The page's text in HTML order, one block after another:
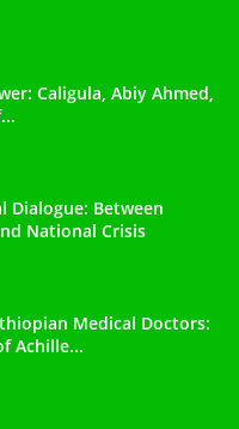
Caligula, Abiy Ahmed,
Dialogue: Between
National Crisis
Medical Doctors:
Achille...